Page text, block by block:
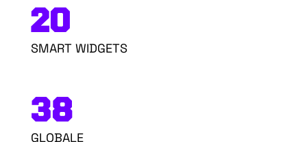
20
SMART WIDGETS
38
GLOBALE